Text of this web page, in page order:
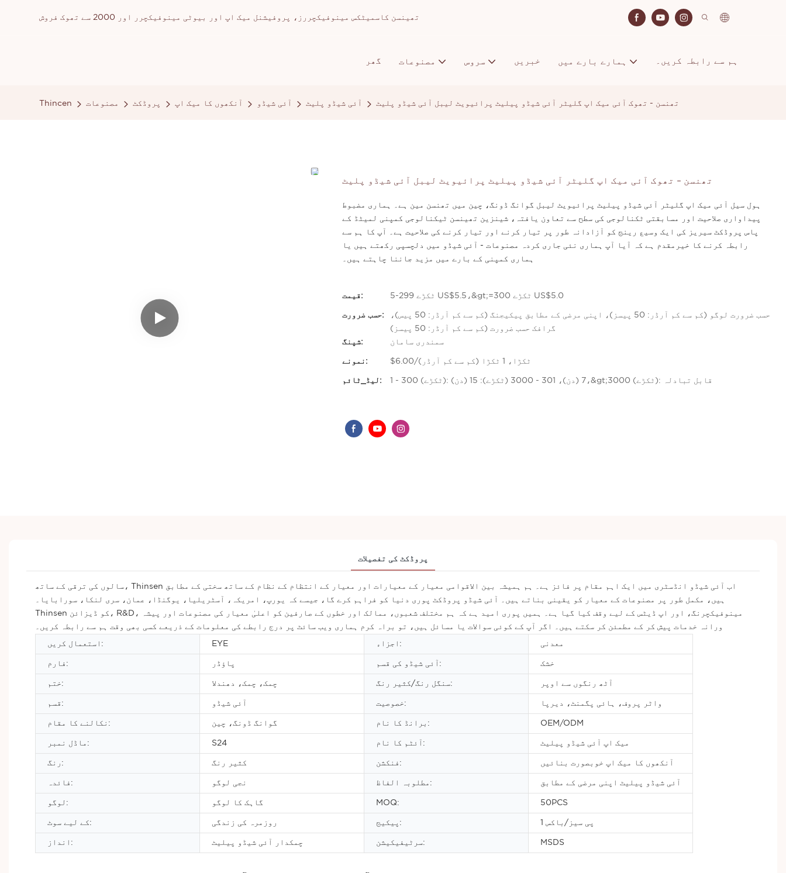
تھینسن کاسمیٹکس مینوفیکچررز، پروفیشنل میک اپ اور بیوٹی مینوفیکچرر اور 2000 سے تھوک فروش
گھر مصنوعات سروس خبریں ہمارے بارے میں ہم سے رابطہ کریں۔
Thincen مصنوعات پروڈکٹ آنکھوں کا میک اپ آئی شیڈو آئی شیڈو پلیٹ تھنسن - تھوک آئی میک اپ گلیٹر آئی شیڈو پیلیٹ پرائیویٹ لیبل آئی شیڈو پلیٹ
تھنسن - تھوک آئی میک اپ گلیٹر آئی شیڈو پیلیٹ پرائیویٹ لیبل آئی شیڈو پلیٹ
ہول سیل آئی میک اپ گلیٹر آئی شیڈو پیلیٹ پرائیویٹ لیبل گوانگ ڈونگ، چین میں تھنسن مین ہے۔ ہماری مضبوط
پیداواری صلاحیت اور مسابقتی ٹکنالوجی کی سطح سے تعاون یافتہ، شینزین تھینسن ٹیکنالوجی کمپنی لمیٹڈ کے
پاس پروڈکٹ سیریز کی ایک وسیع رینج کو آزادانہ طور پر تیار کرنے اور تیار کرنے کی صلاحیت ہے۔ آپ کا ہم سے
رابطہ کرنے کا خیرمقدم ہے کہ آیا آپ ہماری نئی جاری کردہ مصنوعات - آئی شیڈو میں دلچسپی رکھتے ہیں یا
ہماری کمپنی کے بارے میں مزید جاننا چاہتے ہیں۔
قیمت: 5-299 ٹکڑے US$5.5،&gt;=300 ٹکڑے US$5.0
حسب ضرورت:
حسب ضرورت لوگو (کم سے کم آرڈر: 50 پیسز)، اپنی مرضی کے مطابق پیکیجنگ (کم سے کم آرڈر: 50 پیس)،
گرافک حسب ضرورت (کم سے کم آرڈر: 50 پیسز)
شپنگ:
سمندری سامان
نمونے: $6.00/ٹکڑا، 1 ٹکڑا (کم سے کم آرڈر)
لیڈ_ٹائم: 1 - 300 (ٹکڑے): 7 (دن)، 301 - 3000 (ٹکڑے): 15 (دن)،&gt;3000 (ٹکڑے): قابل تبادلہ
پروڈکٹ کی تفصیلات
سالوں کی ترقی کے ساتھ، Thinsen اب آئی شیڈو انڈسٹری میں ایک اہم مقام پر فائز ہے۔ ہم ہمیشہ بین الاقوامی معیار کے معیارات اور معیار کے انتظام کے نظام کے ساتھ سختی کے مطابق
ہیں، مکمل طور پر مصنوعات کے معیار کو یقینی بناتے ہیں۔ آئی شیڈو پروڈکٹ پوری دنیا کو فراہم کرے گا، جیسے کہ یورپ، امریکہ، آسٹریلیا، یوگنڈا، عمان، سری لنکا، سورابایا۔
Thinsen کو ڈیزائن، R&D، مینوفیکچرنگ، اور اپ ڈیٹس کے لیے وقف کیا گیا ہے۔ ہمیں پوری امید ہے کہ ہم مختلف شعبوں، ممالک اور خطوں کے صارفین کو اعلیٰ معیار کی مصنوعات اور پیشہ
ورانہ خدمات پیش کر کے مطمئن کر سکتے ہیں۔ اگر آپ کے کوئی سوالات یا مسائل ہیں، تو براہ کرم ہماری ویب سائٹ پر درج رابطے کی معلومات کے ذریعے کسی بھی وقت ہم سے رابطہ کریں۔
استعمال کریں: EYE اجزاء: معدنی
فارم: پاؤڈر آئی شیڈو کی قسم: خشک
ختم: چمک، چمک، دھندلا سنگل رنگ/کثیر رنگ: آٹھ رنگوں سے اوپر
قسم: آئی شیڈو خصوصیت: واٹر پروف، ہائی پگمنٹ، دیرپا
نکالنے کا مقام: گوانگ ڈونگ، چین برانڈ کا نام: OEM/ODM
ماڈل نمبر: S24 آئٹم کا نام: میک اپ آئی شیڈو پیلیٹ
رنگ: کثیر رنگ فنکشن: آنکھوں کا میک اپ خوبصورت بنائیں
فائدہ: نجی لوگو مطلوبہ الفاظ: آئی شیڈو پیلیٹ اپنی مرضی کے مطابق
لوگو: گاہک کا لوگو MOQ: 50PCS
کے لیے سوٹ: روزمرہ کی زندگی پیکیج: 1 پی سیز/باکس
انداز: چمکدار آئی شیڈو پیلیٹ سرٹیفیکیشن: MSDS